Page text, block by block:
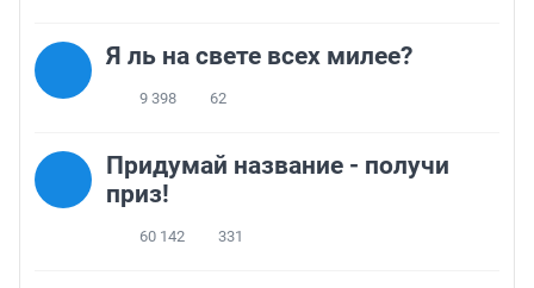
Я ль на свете всех милее?
9 398 62
Придумай название - получи
приз!
60 142 331